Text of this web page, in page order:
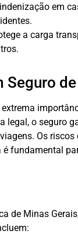
em
a carga
legal, o seguro
Os
fundamental
de Minas